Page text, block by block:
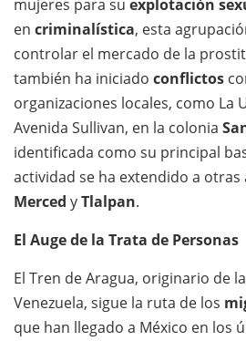
mujeres para su explotación
en criminalística, esta
controlar el mercado de la
también ha iniciado conflictos
organizaciones locales, como La
Avenida Sullivan, en la colonia
identificada como su principal
actividad se ha extendido a otras
Merced yTlalpan.
El Auge de la Trata de Personas
El Tren de Aragua, originario de
Venezuela, sigue la ruta de los
que han llegado a México en los